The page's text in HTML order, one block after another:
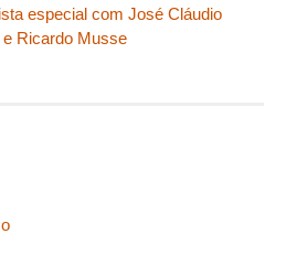
especial com José Cláudio
Ricardo Musse